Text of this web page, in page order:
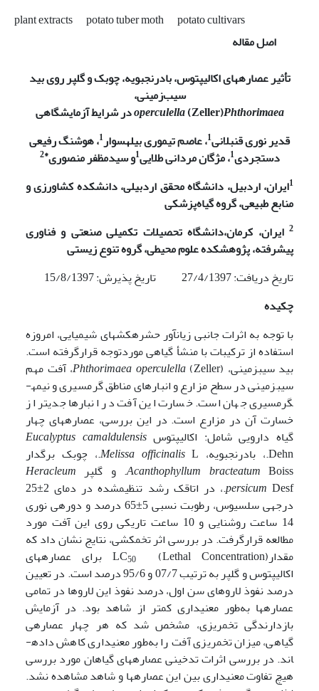
plant extracts potato tuber moth
potato cultivars
اصل مقاله
تأثیر عصاره­های اکالیپتوس،بادرنجبویه، چوبک و گلپر روی بید
سیب‌زمینی،
operculella(Zeller)Phthorimaea
در شرایط آزمایشگاهی
قدیر نوری قنبلانی1،عاصم تیموری بیله­سوار1، هوشنگ رفیعی
دستجردی1،مژگان مردانی طلایی1و سیدمظفر منصوری*2
1ایران،اردبیل، دانشگاه محقق اردبیلی، دانشکدهکشاورزی و
منابع طبیعی، گروهگیاه‌پزشکی
2ایران، کرمان،دانشگاه تحصیلات تکمیلی صنعتی و فناوری
پیشرفته،پژوهشکده علوم محیطی، گروه تنوع زیستی
تاریخ دریافت: 27/4/1397 تاریخ پذیرش: 15/8/1397
چکیده
با توجه به اثرات جانبی زیان­آور حشره­کش­های شیمیایی، امروزه
استفاده از ترکیبات با منشأ گیاهی موردتوجه قرارگرفته است.
بید سیب­زمینی،
Phthorimaea operculella
(Zeller)، آفت مهم
سیب­زمینی در سطح مزارع و انبارهای مناطق گرمسیری و نیمه­
گرمسیری جهان است. خسارت این آفت در انبارها جدی­تر از
خسارت آن در مزارع است. در این بررسی، عصاره­های چهار
گیاه دارویی شامل: اکالیپتوسEucalyptus camaldulensis
Dehn.، بادرنجبویه،
Melissa officinalisL.، چوبک برگ­دار
Acanthophyllum bracteatumBoiss. و گلپر
Heracleum
persicum
Desf.، در اتاقک رشد تنظیم­شده در دمای 2±25
درجه­ی سلسیوس، رطوبت نسبی 5±65 درصد و دوره­ی نوری
14 ساعت روشنایی و 10 ساعت تاریکی روی این آفت مورد
مطالعه قرارگرفت. در بررسی اثر تخم­کشی، نتایج نشان داد که
مقدار(Lethal Concentration) LC
50
برای عصاره­های
اکالیپتوس و گلپر به ترتیب 07/7 و 95/6 درصد است. در تعیین
درصد نفوذ لاروهای سن اول، درصد نفوذ این لاروها در تمامی
عصاره­ها به‌طور معنی­داری کمتر از شاهد بود. در آزمایش
بازدارندگی تخم­ریزی، مشخص شد که هر چهار عصاره­ی
گیاهی، میزان تخم­ریزی آفت را به‌طور معنی­داری کاهش داده­
اند. در بررسی اثرات تدخینی عصاره­های گیاهان مورد بررسی
هیچ تفاوت معنی­داری بین این عصاره­ها و شاهد مشاهده نشد.